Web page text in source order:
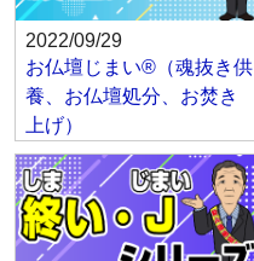
2022/09/29
お仏壇じまい®（魂抜き供
養、お仏壇処分、お焚き
上げ）